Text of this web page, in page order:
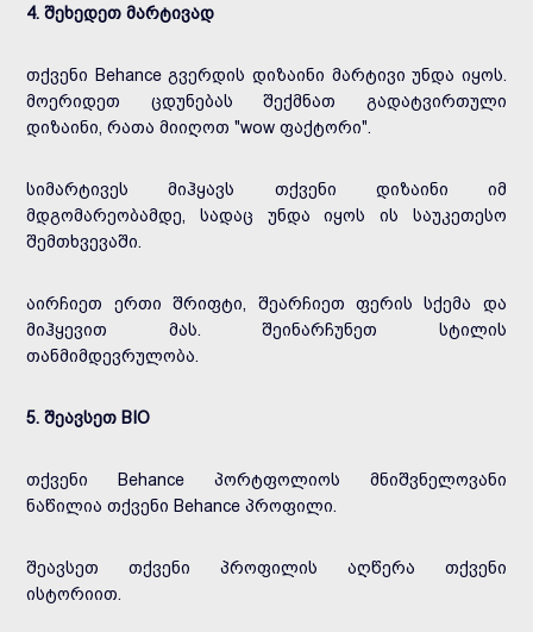
4. შეხედეთ მარტივად
თქვენი Behance გვერდის დიზაინი მარტივი უნდა იყოს.
მოერიდეთ ცდუნებას შექმნათ გადატვირთული
დიზაინი, რათა მიიღოთ "wow ფაქტორი".
სიმარტივეს მიჰყავს თქვენი დიზაინი იმ
მდგომარეობამდე, სადაც უნდა იყოს ის საუკეთესო
შემთხვევაში.
აირჩიეთ ერთი შრიფტი, შეარჩიეთ ფერის სქემა და
მიჰყევით მას. შეინარჩუნეთ სტილის
თანმიმდევრულობა.
5. შეავსეთ BIO
თქვენი Behance პორტფოლიოს მნიშვნელოვანი
ნაწილია თქვენი Behance პროფილი.
შეავსეთ თქვენი პროფილის აღწერა თქვენი
ისტორიით.